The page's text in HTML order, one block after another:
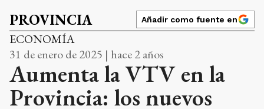
PROVINCIA Añadir como fuente en
ECONOMÍA
31 de enero de 2025 | hace 2 años
Aumenta la VTV en la
Provincia: los nuevos